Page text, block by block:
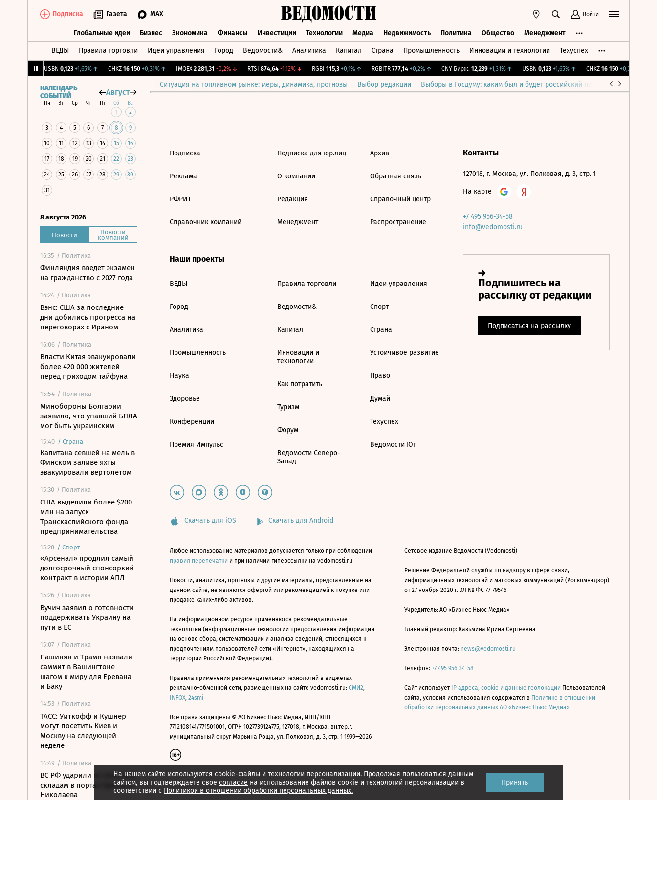
Подписка Газета MAX Войти
Глобальные идеи Бизнес Экономика Финансы Инвестиции Технологии Медиа Недвижимость Политика Общество Менеджмент
ВЕДЫ Правила торговли Идеи управления Город Ведомости& Аналитика Капитал Страна Промышленность Инновации и технологии Техуспех
USBN 0,123 +1,65%↑ CHKZ 16 150 +0,31%↑ IMOEX 2 281,31 -0,2%↓ RTSI 874,64 -1,12%↓ RGBI 115,3 +0,1%↑ RGBITR 777,14 +0,2%↑ CNY Бирж. 12,239 +1,31%↑ USBN 0,123 +1,65%↑ CHKZ 16 150 +0,31%
Ситуация на топливном рынке: меры, динамика, прогнозы Выбор редакции Выборы в Госдуму: каким был и будет российский парламент
КАЛЕНДАРЬ
СОБЫТИЙ
Август
Пн Вт Ср Чт Пт Сб Вс
1 2
3 4 5 6 7 8 9
10 11 12 13 14 15 16
17 18 19 20 21 22 23
24 25 26 27 28 29 30
31
8 августа 2026
Новости Новости
компаний
16:35 / Политика
Финляндия введет экзамен
на гражданство с 2027 года
16:24 / Политика
Вэнс: США за последние
дни добились прогресса на
переговорах с Ираном
16:06 / Политика
Власти Китая эвакуировали
более 420 000 жителей
перед приходом тайфуна
15:54 / Политика
Минобороны Болгарии
заявило, что упавший БПЛА
мог быть украинским
15:40 / Страна
Капитана севшей на мель в
Финском заливе яхты
эвакуировали вертолетом
15:30 / Политика
США выделили более $200
млн на запуск
Транскаспийского фонда
предпринимательства
15:28 / Спорт
«Арсенал» продлил самый
долгосрочный спонсоркий
контракт в истории АПЛ
15:26 / Политика
Вучич заявил о готовности
поддерживать Украину на
пути в ЕС
15:07 / Политика
Пашинян и Трамп назвали
саммит в Вашингтоне
шагом к миру для Еревана
и Баку
14:53 / Политика
ТАСС: Уиткофф и Кушнер
могут посетить Киев и
Москву на следующей
неделе
14:49 / Политика
ВС РФ ударили по военным
складам в портах Одессы и
Николаева
На нашем сайте используются cookie-файлы и технологии персонализации. Продолжая пользоваться данным
сайтом, вы подтверждаете свое согласие на использование файлов cookie и технологий персонализации в
соответствии с Политикой в отношении обработки персональных данных.
Принять
Подписка
Реклама
РФРИТ
Справочник компаний
Подписка для юр.лиц
О компании
Редакция
Менеджмент
Архив
Обратная связь
Справочный центр
Распространение
Наши проекты
ВЕДЫ
Город
Аналитика
Промышленность
Наука
Здоровье
Конференции
Премия Импульс
Правила торговли
Ведомости&
Капитал
Инновации и
технологии
Как потратить
Туризм
Форум
Ведомости Северо-
Запад
Идеи управления
Спорт
Страна
Устойчивое развитие
Право
Думай
Техуспех
Ведомости Юг
Контакты
127018, г. Москва, ул. Полковая, д. 3, стр. 1
На карте
+7 495 956-34-58
info@vedomosti.ru
Скачать для iOS Скачать для Android
Любое использование материалов допускается только при соблюдении
правил перепечатки и при наличии гиперссылки на vedomosti.ru
Новости, аналитика, прогнозы и другие материалы, представленные на
данном сайте, не являются офертой или рекомендацией к покупке или
продаже каких-либо активов.
На информационном ресурсе применяются рекомендательные
технологии (информационные технологии предоставления информации
на основе сбора, систематизации и анализа сведений, относящихся к
предпочтениям пользователей сети «Интернет», находящихся на
территории Российской Федерации).
Правила применения рекомендательных технологий в виджетах
рекламно-обменной сети, размещенных на сайте vedomosti.ru: СМИ2,
INFOX, 24smi
Все права защищены © АО Бизнес Ньюс Медиа, ИНН/КПП
7712108141/771501001, ОГРН 1027739124775, 127018, г. Москва, вн.тер.г.
муниципальный округ Марьина Роща, ул. Полковая, д. 3, стр. 1 1999—2026
Сетевое издание Ведомости (Vedomosti)
Решение Федеральной службы по надзору в сфере связи,
информационных технологий и массовых коммуникаций (Роскомнадзор)
от 27 ноября 2020 г. ЭЛ № ФС 77-79546
Учредитель: АО «Бизнес Ньюс Медиа»
Главный редактор: Казьмина Ирина Сергеевна
Электронная почта: news@vedomosti.ru
Телефон: +7 495 956-34-58
Сайт использует IP адреса, cookie и данные геолокации Пользователей
сайта, условия использования содержатся в Политике в отношении
обработки персональных данных АО «Бизнес Ньюс Медиа»